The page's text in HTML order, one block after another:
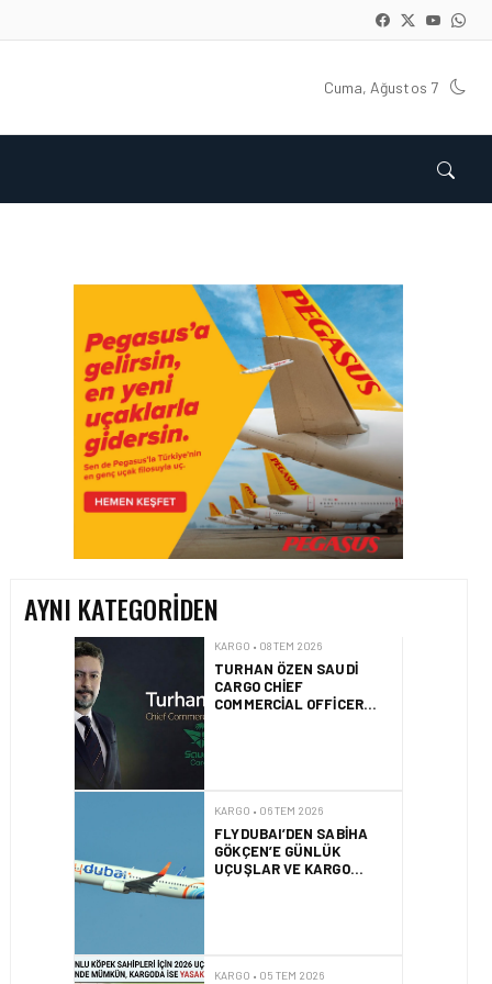
Cuma, Ağustos 7
AYNI KATEGORIDEN
KARGO • 26 TEM 2026
HONG KONG VE ÇIN’DEN
AVRUPA’YA HAVA
KARGODA SERT DÜŞÜŞ
KARGO • 08 TEM 2026
TURHAN ÖZEN SAUDI
CARGO CHIEF
COMMERCIAL OFFICER
OLDU
FLYDUBAI’DEN SABIHA
GÖKÇEN’E GÜNLÜK
UÇUŞLAR VE KARGO
HIZMETI BAŞLADI!
BASIK BURUNLU KÖPEK
SAHIPLERI IÇIN 2026
UÇUŞ REHBERI